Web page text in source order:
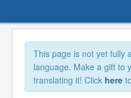
This page is not yet fully
language. Make a gift to
translating it! Click here